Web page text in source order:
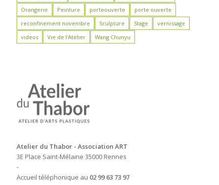
Orangerie
Peinture porteouverte
porte ouverte
reconfinement novembre
Sculpture Stage
vernissage
videos
Vie de l'Atelier Wang Chunyu
Atelier du Thabor - Association ART
3E Place Saint-Mélaine 35000 Rennes
-
Accueil téléphonique au 02 99 63 73 97